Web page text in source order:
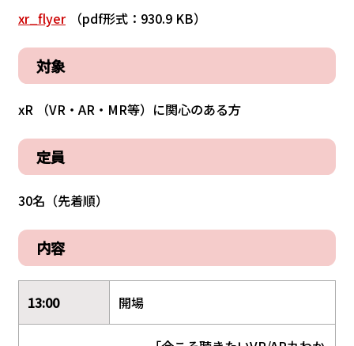
xr_flyer （pdf形式：930.9 KB）
対象
xR （VR・AR・MR等）に関心のある方
定員
30名（先着順）
内容
13:00 開場